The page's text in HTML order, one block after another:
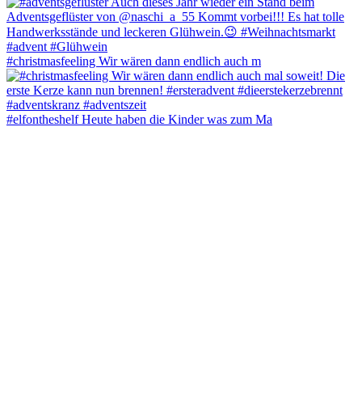
#christmasfeeling Wir wären dann endlich auch m
#elfontheshelf Heute haben die Kinder was zum Ma